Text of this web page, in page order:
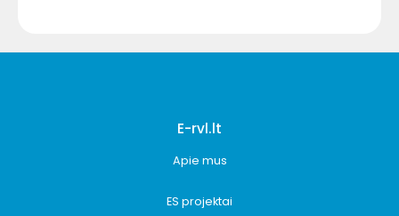
E-rvl.lt
Apie mus
ES projektai